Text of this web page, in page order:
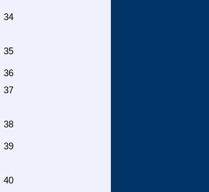
34
35
36
37
38
39
40